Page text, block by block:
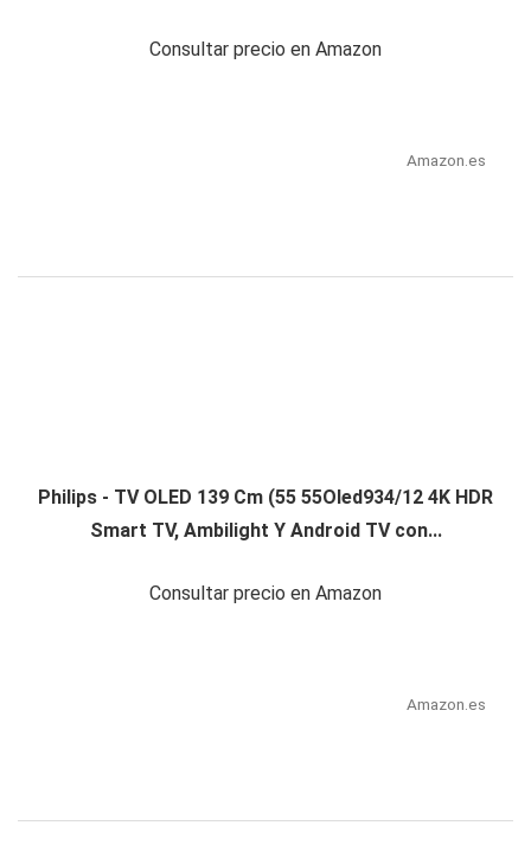
Consultar precio en Amazon
Amazon.es
Philips - TV OLED 139 Cm (55 55Oled934/12 4K HDR
Smart TV, Ambilight Y Android TV con...
Consultar precio en Amazon
Amazon.es